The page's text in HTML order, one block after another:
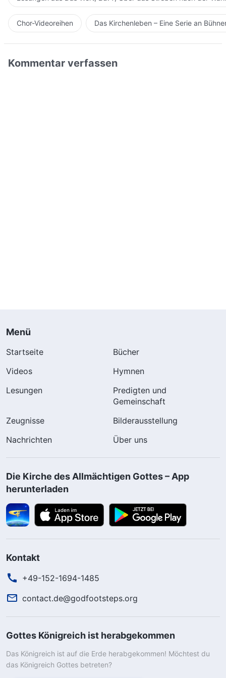
Chor-Videoreihen Das Kirchenleben – Eine Serie an
Kommentar verfassen
Menü
Startseite
Bücher
Videos
Hymnen
Lesungen
Predigten und
Gemeinschaft
Zeugnisse
Bilderausstellung
Nachrichten
Über uns
Die Kirche des Allmächtigen Gottes – App
herunterladen
Kontakt
+49-152-1694-1485
contact.de@godfootsteps.org
Gottes Königreich ist herabgekommen
Das Königreich ist auf die Erde herabgekommen! Möchtest du
das Königreich Gottes betreten?